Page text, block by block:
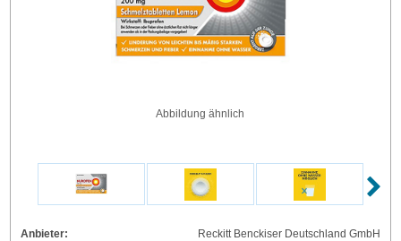
Abbildung ähnlich
Anbieter:
Reckitt Benckiser Deutschland GmbH